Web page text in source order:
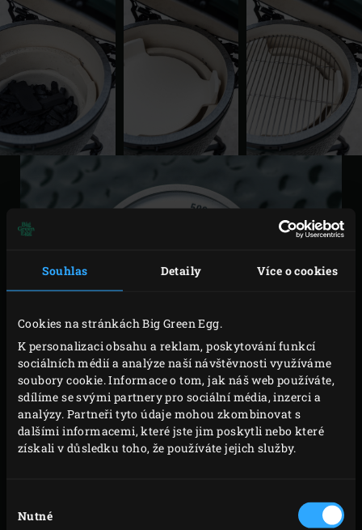
Souhlas Detaily Více o cookies
Cookies na stránkách Big Green Egg.
K personalizaci obsahu a reklam, poskytování funkcí
sociálních médií a analýze naší návštěvnosti využíváme
soubory cookie. Informace o tom, jak náš web používáte,
sdílíme se svými partnery pro sociální média, inzerci a
analýzy. Partneři tyto údaje mohou zkombinovat s
dalšími informacemi, které jste jim poskytli nebo které
získali v důsledku toho, že používáte jejich služby.
souhlasu
Nutné
JAKÁ JE MAXIMÁLNÍ